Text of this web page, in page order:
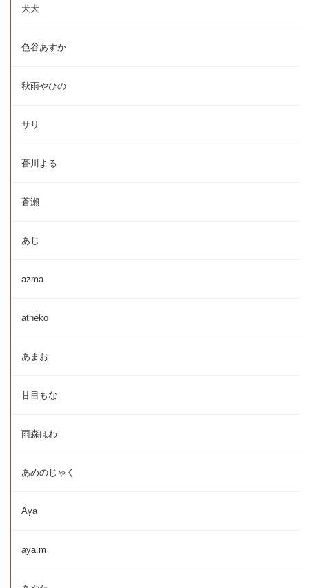
犬犬
色谷あすか
秋雨やひの
サリ
蒼川よる
蒼瀬
あじ
azma
athéko
あまお
甘目もな
雨森ほわ
あめのじゃく
Aya
aya.m